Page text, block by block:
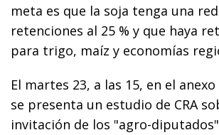
meta es que la soja tenga una
retenciones al 25 % y que haya
para trigo, maíz y economías
El martes 23, a las 15, en el
se presenta un estudio de CRA
invitación de los "agro-